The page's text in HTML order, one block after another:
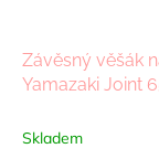
Závěsný věšák
Yamazaki Joint
Skladem